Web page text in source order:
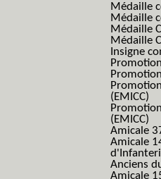
Médaille
Médaille
Médaille
Médaille
Insigne
(EMICC)
(EMICC)
Amicale
Amicale
Anciens
Amicale